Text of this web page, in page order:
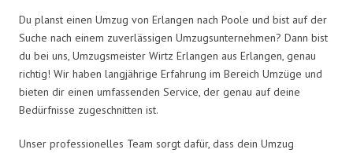
Du planst einen Umzug von Erlangen nach Poole und bist auf der
Suche nach einem zuverlässigen Umzugsunternehmen? Dann bist
du bei uns, Umzugsmeister Wirtz Erlangen aus Erlangen, genau
richtig! Wir haben langjährige Erfahrung im Bereich Umzüge und
bieten dir einen umfassenden Service, der genau auf deine
Bedürfnisse zugeschnitten ist.
Unser professionelles Team sorgt dafür, dass dein Umzug